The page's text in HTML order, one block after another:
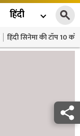
हिंदी
हिंदी सिनेमा की टॉप 10